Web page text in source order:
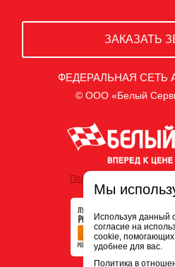
ЗАКАЗАТЬ
ФЕДЕРАЛЬНАЯ СЕТЬ
© ООО «Белый
Политика обработки
Мы
Используя данный
согласие на
cookie, помогающих
удобнее для вас.
Политика в